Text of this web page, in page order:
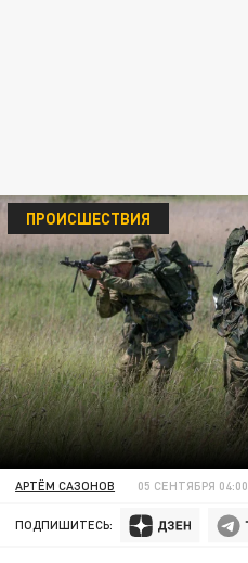
ПРОИСШЕСТВИЯ
АРТЁМ САЗОНОВ 05 СЕНТЯБРЯ 04:00
ПОДПИШИТЕСЬ: